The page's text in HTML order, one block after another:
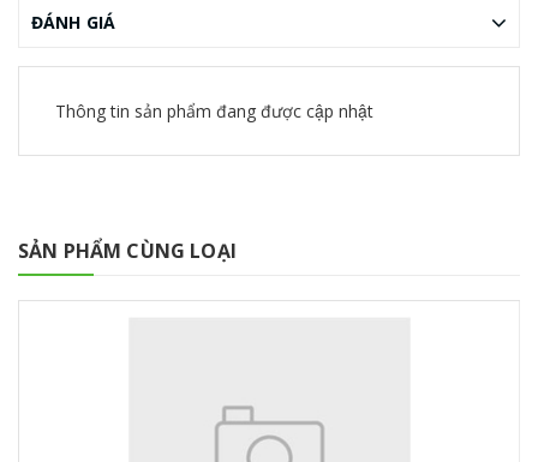
ĐÁNH GIÁ
Thông tin sản phẩm đang được cập nhật
SẢN PHẨM CÙNG LOẠI